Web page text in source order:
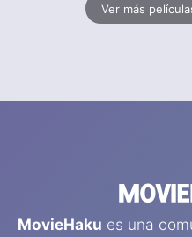
Ver más
MovieHaku es una